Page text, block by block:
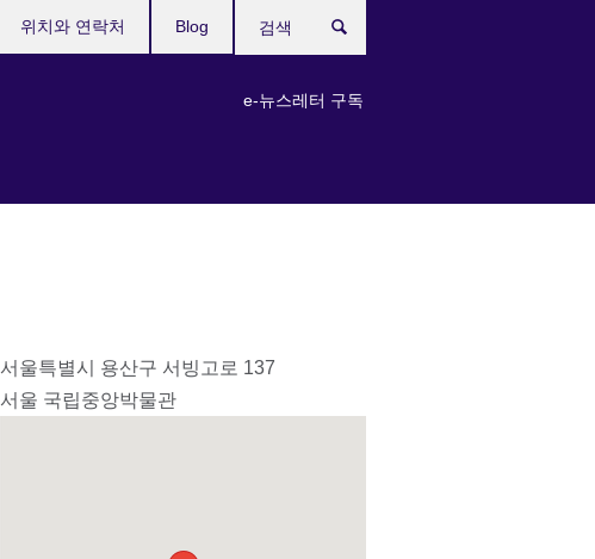
e-뉴스레터 구독
위치와 연락처 Blog
색
서울특별시 용산구 서빙고로 137
서울 국립중앙박물관